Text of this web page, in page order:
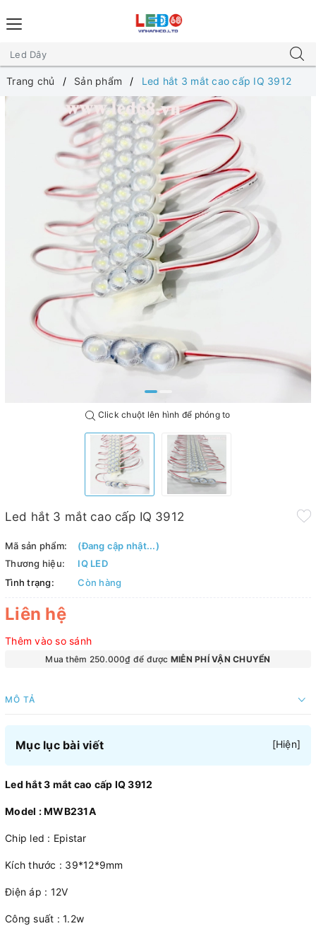
Trang chủ Sản phẩm Led hắt 3 mắt cao cấp IQ 3912
Click chuột lên hình để phóng to
Led hắt 3 mắt cao cấp IQ 3912
Mã sản phẩm:
(Đang cập nhật...)
Thương hiệu:
IQ LED
Tình trạng:
Còn hàng
Liên hệ
Thêm vào so sánh
Mua thêm 250.000₫ để được MIỄN PHÍ VẬN CHUYỂN
MÔ TẢ
Mục lục bài viết [Hiện]
Led hắt 3 mắt cao cấp IQ 3912
Model : MWB231A
Chip led : Epistar
Kích thước : 39*12*9mm
Điện áp : 12V
Công suất : 1.2w